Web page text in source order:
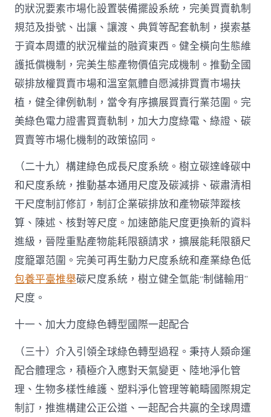
的狀況要素市場化設置裝備擺設系統，完美買賣軌制
規范及掛號、出讓、讓渡、典質等配套軌制，摸索基
于資本周遭的狀況權益的融資東西。健全橫向生態維
護抵償機制，完美生態產物價值完成機制。推動全國
碳排放權買賣市場和溫室氣體自愿減排買賣市場扶
植，健全律例軌制，當令有序擴展買賣行業范圍。完
美綠色電力證書買賣軌制，加大力度綠電、綠證、碳
買賣等市場化機制的政策協同。
（二十九）構建綠色成長尺度系統。樹立碳達峰碳中
和尺度系統，推動基本通用尺度及碳減排、碳肅清相
干尺度制訂修訂，制訂企業碳排放和產物碳萍蹤核
算、陳述、核對等尺度。加速節能尺度更換新的資料
進級，晉陞重點產物能耗限額請求，擴展能耗限額尺
度籠罩范圍。完美可再生動力尺度系統和產業綠色低
包養平臺推舉碳尺度系統，樹立健全氫能“制儲輸用”
尺度。
十一、加大力度綠色轉型國際一起配合
（三十）介入引領全球綠色轉型過程。秉持人類命運
配合體理念，積極介入應對天氣變更、陸地淨化管
理、生物多樣性維護、塑料淨化管理等範疇國際規定
制訂，推進構建公正公道、一起配合共贏的全球周遭